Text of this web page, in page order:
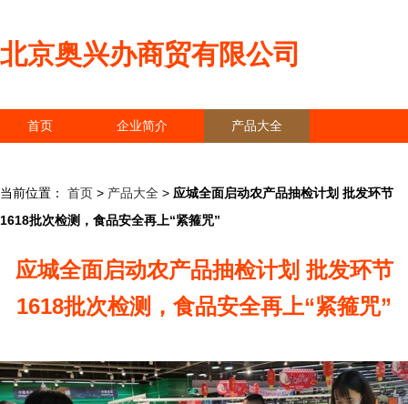
北京奥兴办商贸有限公司
首页 企业简介 产品大全
当前位置： 首页 > 产品大全 > 应城全面启动农产品抽检计划 批发环节
1618批次检测，食品安全再上“紧箍咒”
应城全面启动农产品抽检计划 批发环节
1618批次检测，食品安全再上“紧箍咒”